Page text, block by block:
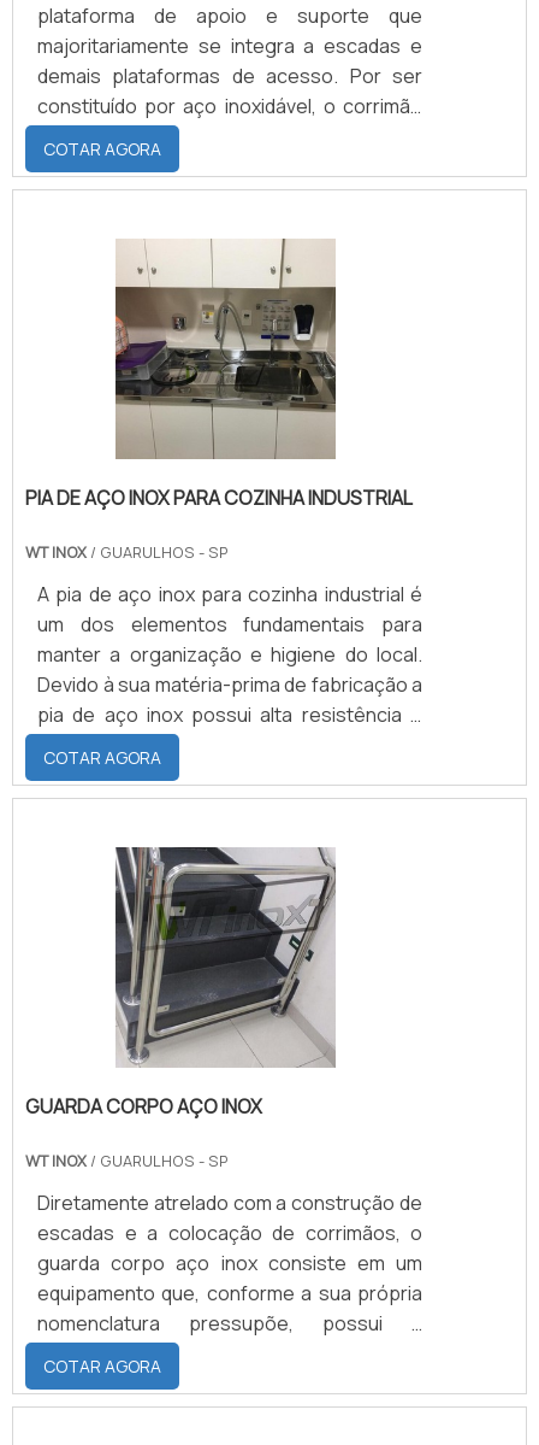
plataforma de apoio e suporte que
majoritariamente se integra a escadas e
demais plataformas de acesso. Por ser
constituído por aço inoxidável, o corrimão
de aço é caracterizado por resistir às
intempéries da maneira mais qualificada e
positiva possível.Embora não aparente, é
instalação do equipamento se dê nas áreas
internas ou externas de toda e qualquer
construção civil. A importância do corrimão
em aço inoxPromo.
COTAR AGORA
PIA DE AÇO INOX PARA COZINHA INDUSTRIAL
WT INOX / GUARULHOS - SP
A pia de aço inox para cozinha industrial é
um dos elementos fundamentais para
manter a organização e higiene do local.
Devido à sua matéria-prima de fabricação a
pia de aço inox possui alta resistência e
durabilidade, características importantes
para a utilização à qual o artefato é
destinado, pois a pia tem a importante
higienização de alimentos, espaço para
manuseio de alimentos, entre outras
coisas.Saiba mais sobre algumas
vantagens que a pia de a.
COTAR AGORA
GUARDA CORPO AÇO INOX
WT INOX / GUARULHOS - SP
Diretamente atrelado com a construção de
escadas e a colocação de corrimãos, o
guarda corpo aço inox consiste em um
equipamento que, conforme a sua própria
nomenclatura pressupõe, possui a
finalidade de promover uma maior
segurança para o deslocamento das
pessoas que transitam por rampas,
COTAR AGORA